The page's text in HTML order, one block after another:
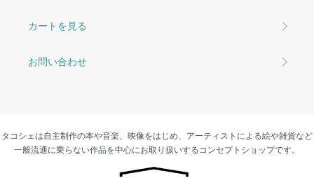
カートを見る
お問い合わせ
タコシェは自主制作の本や音楽、映像をはじめ、アーティストによる絵や雑貨など
一般流通に乗らない作品を中心にお取り扱いするコンセプトショップです。